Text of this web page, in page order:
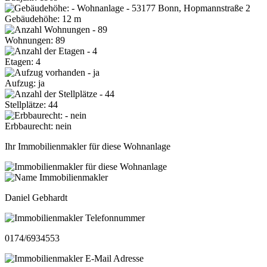
Gebäudehöhe: 12 m
Wohnungen: 89
Etagen: 4
Aufzug: ja
Stellplätze: 44
Erbbaurecht: nein
Ihr Immobilienmakler für diese Wohnanlage
Daniel Gebhardt
0174/6934553